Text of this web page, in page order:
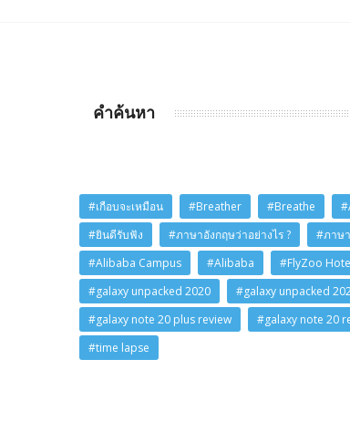
คำค้นหา
#เกือบจะเหมือน #Breather #Breathe
#ยินดีรับฟัง
#ภาษาอังกฤษว่าอย่างไร ? #ภาษ
#Alibaba Campus
#Alibaba #FlyZoo
#galaxy unpacked 2020
#galaxy unpacked
#galaxy note 20 plus review
#galaxy note 20
#time lapse